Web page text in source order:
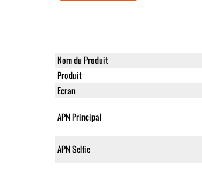
Nom du Produit
Produit
Ecran
APN Principal
APN Selfie